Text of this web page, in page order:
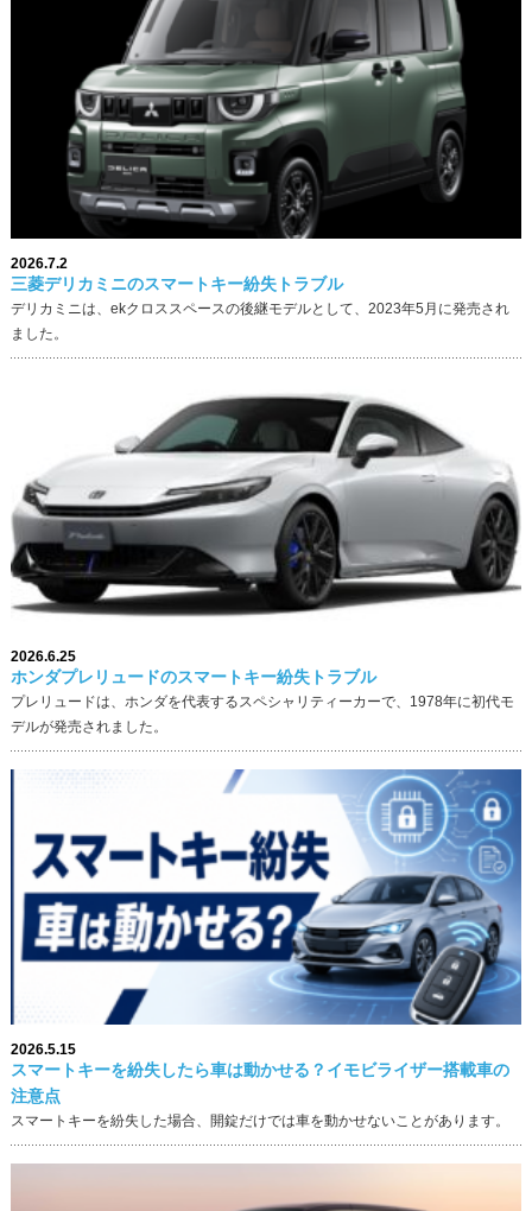
2026.7.2
三菱デリカミニのスマートキー紛失トラブル
デリカミニは、ekクロススペースの後継モデルとして、2023年5月に発売され
ました。
2026.6.25
ホンダプレリュードのスマートキー紛失トラブル
プレリュードは、ホンダを代表するスペシャリティーカーで、1978年に初代モ
デルが発売されました。
2026.5.15
スマートキーを紛失したら車は動かせる？イモビライザー搭載車の
注意点
スマートキーを紛失した場合、開錠だけでは車を動かせないことがあります。